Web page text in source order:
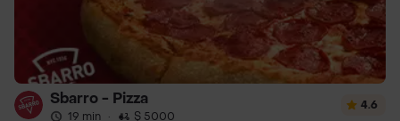
Sbarro - Pizza
19 min · $ 5000
4.6